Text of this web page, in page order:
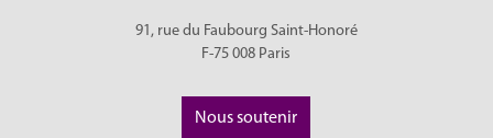
91, rue du Faubourg Saint-Honoré
F-75 008 Paris
Nous soutenir